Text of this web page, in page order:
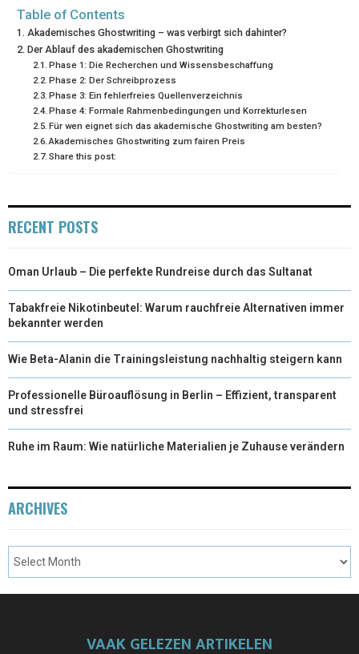
)
Table of Contents
Akademisches Ghostwriting – was verbirgt sich dahinter?
Der Ablauf des akademischen Ghostwriting
Phase 1: Die Recherchen und Wissensbeschaffung
Phase 2: Der Schreibprozess
Phase 3: Ein fehlerfreies Quellenverzeichnis
Phase 4: Formale Rahmenbedingungen und Korrekturlesen
Für wen eignet sich das akademische Ghostwriting am besten?
Akademisches Ghostwriting zum fairen Preis
Share this post:
RECENT POSTS
Oman Urlaub – Die perfekte Rundreise durch das Sultanat
Tabakfreie Nikotinbeutel: Warum rauchfreie Alternativen immer
bekannter werden
Wie Beta-Alanin die Trainingsleistung nachhaltig steigern kann
Professionelle Büroauflösung in Berlin – Effizient, transparent
und stressfrei
Ruhe im Raum: Wie natürliche Materialien je Zuhause verändern
ARCHIVES
VAAK GELEZEN ARTIKELEN